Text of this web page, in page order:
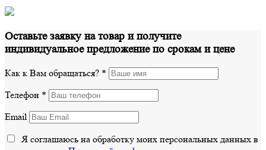
Оставьте заявку на товар и получите
индивидуальное предложение по срокам и цене
Как к Вам обращаться? *
Телефон *
Email
Я соглашаюсь на обработку моих персональных данных в